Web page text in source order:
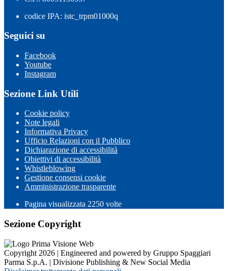
codice IPA: istc_trpm01000q
Seguici su
Facebook
Youtube
Instagram
Sezione Link Utili
Cookie policy
Note legali
Informativa Privacy
Ufficio Relazioni con il Pubblico
Dichiarazione di accessibilità
Obiettivi di accessibilità
Whistleblowing
Gestione consensi cookie
Amministrazione trasparente
Pagina visualizzata 2250 volte
Sezione Copyright
Copyright 2026 | Engineered and powered by Gruppo Spaggiari
Parma S.p.A. | Divisione Publishing & New Social Media